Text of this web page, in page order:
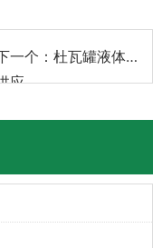
一个：杜瓦罐液体
应